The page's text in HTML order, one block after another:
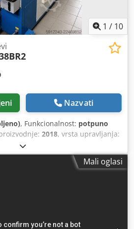
1 / 10
Nazvati
, Funkcionalnost: potpuno
2018, vrsta upravljanja:
automatizacije:
cijevi:2 mm, CNC savijačica
CNC38BR2 Za prodajuMali oglasi